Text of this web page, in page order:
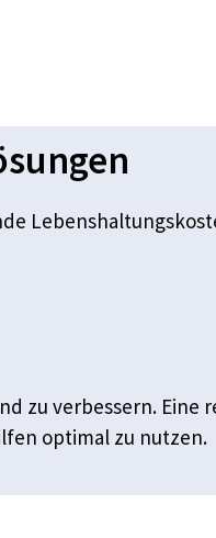
zu verbessern.
optimal zu nutzen.